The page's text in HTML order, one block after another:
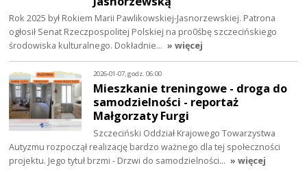
Rok 2025 był Rokiem Marii Pawlikowskiej-Jasnorzewskiej. Patrona
ogłosił Senat Rzeczpospolitej Polskiej na pro0śbę szczecińskiego
środowiska kulturalnego. Dokładnie… » więcej
2026-01-07, godz. 06:00
Mieszkanie treningowe - droga do
samodzielności - reportaż
Małgorzaty Furgi
Szczeciński Oddział Krajowego Towarzystwa
Autyzmu rozpoczął realizację bardzo ważnego dla tej społeczności
projektu. Jego tytuł brzmi - Drzwi do samodzielności… » więcej